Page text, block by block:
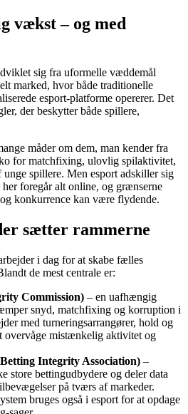
vækst – og med
sig fra uformelle væddemål
marked, hvor både traditionelle
esport-platforme opererer. Det
der beskytter både spillere,
måder om dem, man kender fra
for matchfixing, ulovlig spilaktivitet,
unge spillere. Men esport adskiller sig
foregår alt online, og grænserne
konkurrence kan være flydende.
sætter rammerne
i dag for at skabe fælles
de mest centrale er:
Commission) – en uafhængig
snyd, matchfixing og korruption i
med turneringsarrangører, hold og
overvåge mistænkelig aktivitet og
Integrity Association) –
store bettingudbydere og deler data
på tværs af markeder.
bruges også i esport for at opdage